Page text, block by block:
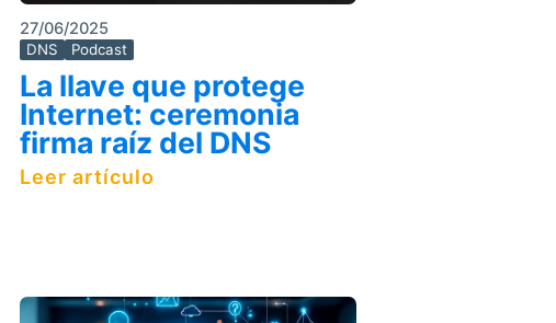
27/06/2025
DNS Podcast
La llave que protege
Internet: ceremonia
firma raíz del DNS
Leer artículo